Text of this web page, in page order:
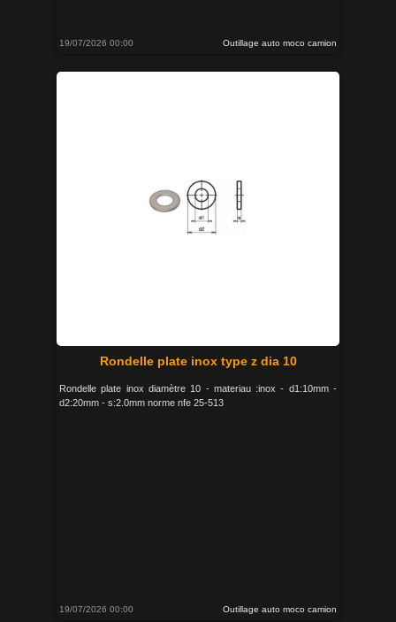
19/07/2026 00:00 Outillage auto moco camion
Rondelle plate inox type z dia 10
Rondelle plate inox diamètre 10 - materiau :inox - d1:10mm -
d2:20mm - s:2.0mm norme nfe 25-513
19/07/2026 00:00 Outillage auto moco camion